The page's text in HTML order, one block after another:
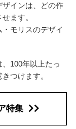
ザインは、どの作
ます。
モリスのデザイ
100年以上たっ
つけます。
特集